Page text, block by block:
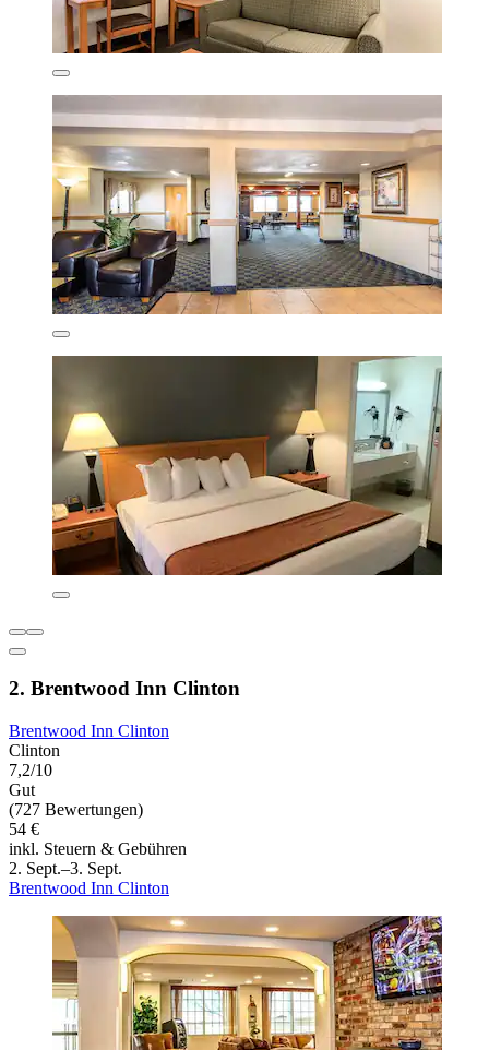
2. Brentwood Inn Clinton
Brentwood Inn Clinton
Clinton
7,2/10
Gut
(727 Bewertungen)
54 €
inkl. Steuern & Gebühren
2. Sept.–3. Sept.
Brentwood Inn Clinton